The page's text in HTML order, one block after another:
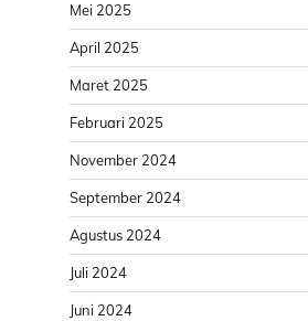
Mei 2025
April 2025
Maret 2025
Februari 2025
November 2024
September 2024
Agustus 2024
Juli 2024
Juni 2024